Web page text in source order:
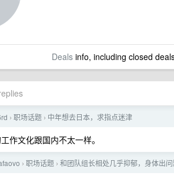
Dealsinfo, including closed
› 职场话题 › 中年想去日本，求指点迷津
作文化跟国内不太一样。
› 职场话题 › 和团队组长相处几乎抑郁，身体出